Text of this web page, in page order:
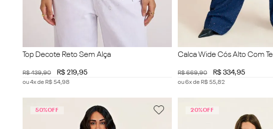
Top Decote Reto Sem Alça
R$439,90 R$ 219,95
ou4x de R$ 54,98
Calca Wide Cós Alto Com
R$669,90 R$ 334,95
ou6x de R$ 55,82
50%OFF 20%OFF